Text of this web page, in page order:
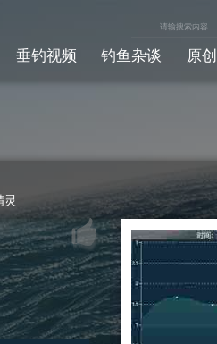
垂钓视频 钓鱼杂谈 原创